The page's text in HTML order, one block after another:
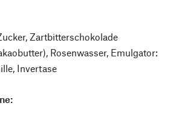
Zartbitterschokolade
Rosenwasser, Emulgator:
Invertase